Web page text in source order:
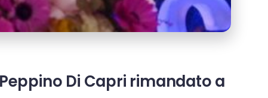
Di Capri rimandato a